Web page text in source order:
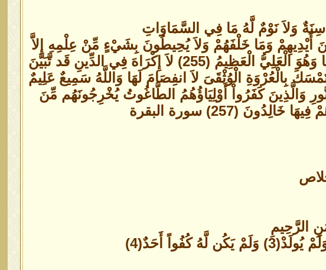
سِنَةٌ وَلاَ نَوْمٌ لَّهُ مَا فِي السَّمَاوَاتِ
أَيْدِيهِمْ وَمَا خَلْفَهُمْ وَلاَ يُحِيطُونَ بِشَيْءٍ مِّنْ عِلْمِهِ إِلاَّ
بِمَا شَاء وَسِعَ كُرْسِيُّهُ السَّمَاوَاتِ وَالأَرْضَ وَلاَ يَؤُودُهُ حِفْظُهُمَا وَهُوَ الْعَلِيُّ الْعَظِيمُ (255) لاَ إِكْرَاهَ فِي الدِّينِ قَد تَّبَيَّنَ
بِالْعُرْوَةِ الْوُثْقَىَ لاَ انفِصَامَ لَهَا وَاللَّهُ سَمِيعٌ عَلِيمٌ
وَالَّذِينَ كَفَرُواْ أَوْلِيَاؤُهُمُ الطَّاغُوتُ يُخْرِجُونَهُم مِّنَ
(257) سورة البقرة
الرَّحِيمِ